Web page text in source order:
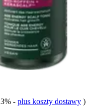
- plus koszty dostawy )